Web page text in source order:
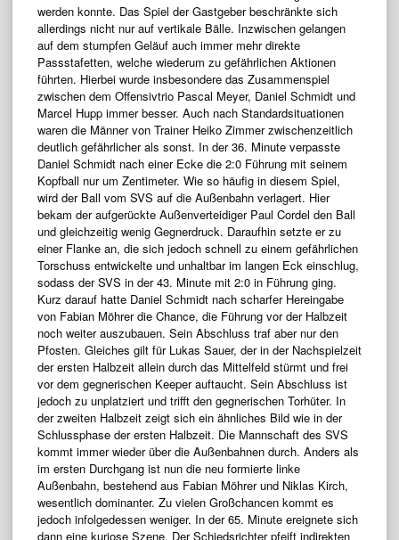
werden konnte. Das Spiel der Gastgeber beschränkte sich
allerdings nicht nur auf vertikale Bälle. Inzwischen gelangen
auf dem stumpfen Geläuf auch immer mehr direkte
Passstafetten, welche wiederum zu gefährlichen Aktionen
führten. Hierbei wurde insbesondere das Zusammenspiel
zwischen dem Offensivtrio Pascal Meyer, Daniel Schmidt und
Marcel Hupp immer besser. Auch nach Standardsituationen
waren die Männer von Trainer Heiko Zimmer zwischenzeitlich
deutlich gefährlicher als sonst. In der 36. Minute verpasste
Daniel Schmidt nach einer Ecke die 2:0 Führung mit seinem
Kopfball nur um Zentimeter. Wie so häufig in diesem Spiel,
wird der Ball vom SVS auf die Außenbahn verlagert. Hier
bekam der aufgerückte Außenverteidiger Paul Cordel den Ball
und gleichzeitig wenig Gegnerdruck. Daraufhin setzte er zu
einer Flanke an, die sich jedoch schnell zu einem gefährlichen
Torschuss entwickelte und unhaltbar im langen Eck einschlug,
sodass der SVS in der 43. Minute mit 2:0 in Führung ging.
Kurz darauf hatte Daniel Schmidt nach scharfer Hereingabe
von Fabian Möhrer die Chance, die Führung vor der Halbzeit
noch weiter auszubauen. Sein Abschluss traf aber nur den
Pfosten. Gleiches gilt für Lukas Sauer, der in der Nachspielzeit
der ersten Halbzeit allein durch das Mittelfeld stürmt und frei
vor dem gegnerischen Keeper auftaucht. Sein Abschluss ist
jedoch zu unplatziert und trifft den gegnerischen Torhüter. In
der zweiten Halbzeit zeigt sich ein ähnliches Bild wie in der
Schlussphase der ersten Halbzeit. Die Mannschaft des SVS
kommt immer wieder über die Außenbahnen durch. Anders als
im ersten Durchgang ist nun die neu formierte linke
Außenbahn, bestehend aus Fabian Möhrer und Niklas Kirch,
wesentlich dominanter. Zu vielen Großchancen kommt es
jedoch infolgedessen weniger. In der 65. Minute ereignete sich
dann eine kuriose Szene. Der Schiedsrichter pfeift indirekten